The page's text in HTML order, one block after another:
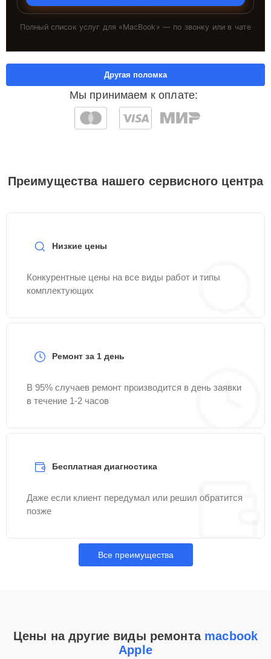
Полный список услуг для «MacBook » — по звонку или в чате
Мы принимаем к оплате:
Другая поломка
Преимущества нашего сервисного центра
Низкие цены
Конкурентные цены на все виды работ и типы
комплектующих
Ремонт за 1 день
В 95% случаев ремонт производится в день заявки
в течение 1-2 часов
Бесплатная диагностика
Даже если клиент передумал или решил обратится
позже
Все преимущества
Цены на другие виды ремонта macbook
Apple